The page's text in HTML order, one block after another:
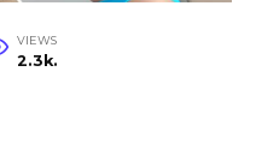
VIEWS
2.3k.